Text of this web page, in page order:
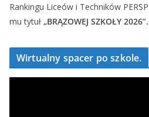
Rankingu Liceów i Techników
mu tytuł „BRĄZOWEJ SZKOŁY 2026”.
Wirtualny spacer po szkole.